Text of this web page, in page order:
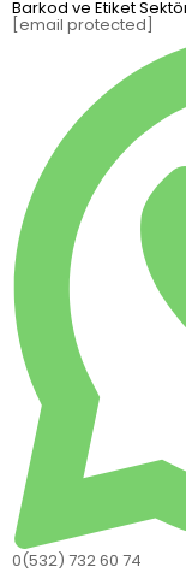
Barkod ve Etiket
[email protected]
0(532) 732 60 74